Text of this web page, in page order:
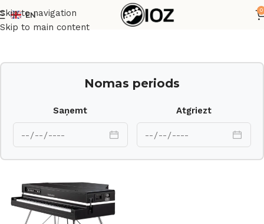
Skip to navigation
Skip to main content
EN
0
Sākums Taustiņinstrumenti
Nomas periods
Saņemt Atgriezt